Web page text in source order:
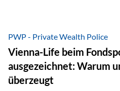
Leitfähigkeit aller Metalle. Diese
zahlreiche
Silber findet sich unter
Elektrofahrzeugen Halbleitern
PWP - Private Wealth Police
Vienna-Life beim
ausgezeichnet: Warum
überzeugt